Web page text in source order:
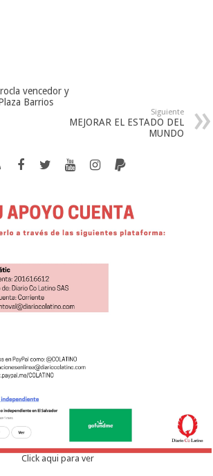
vencedor y
Barrios
Siguiente
MEJORAR EL ESTADO DEL
MUNDO
Click aqui para ver